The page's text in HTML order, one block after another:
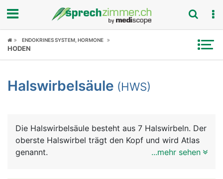
Fokus
Symptome
News
ENDOKRINES SYSTEM, HORMONE
HODEN
Halswirbelsäule (HWS)
Die Halswirbelsäule besteht aus 7 Halswirbeln. Der
oberste Halswirbel trägt den Kopf und wird Atlas
genannt.
...mehr sehen